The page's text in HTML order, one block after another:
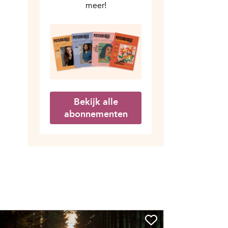
meer!
Bekijk alle
abonnementen